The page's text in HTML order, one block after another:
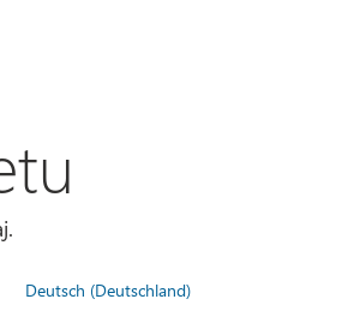
Deutsch (Deutschland)